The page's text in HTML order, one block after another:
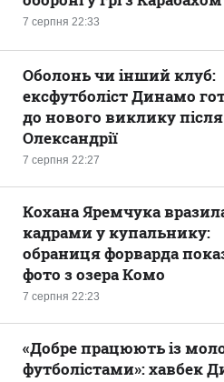
7 серпня 22:33
7 серпня 22:27
Оболонь чи інший клуб:
ексфутболіст Динамо
до нового виклику після
Олександрії
7 серпня 22:23
Кохана Яремчука
кадрами у купальнику:
обраниця форварда
фото з озера Комо
«Добре працюють із
футболістами»: хавбек